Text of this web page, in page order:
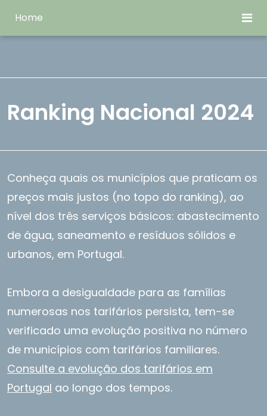
Home
Ranking Nacional 2024
Conheça quais os municípios que praticam os
preços mais justos (no topo do ranking), ao
nível dos três serviços básicos: abastecimento
de água, saneamento e resíduos sólidos e
urbanos, em Portugal.
Embora a desigualdade para as famílias
numerosas nos tarifários persista, tem-se
verificado uma evolução positiva no número
de municípios com tarifários familiares.
Consulte a evolução dos tarifários em
Portugal ao longo dos tempos.